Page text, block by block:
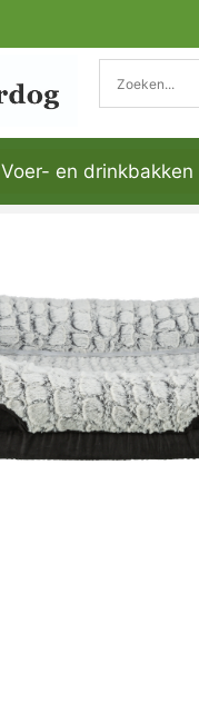
Voer- en drinkbakken